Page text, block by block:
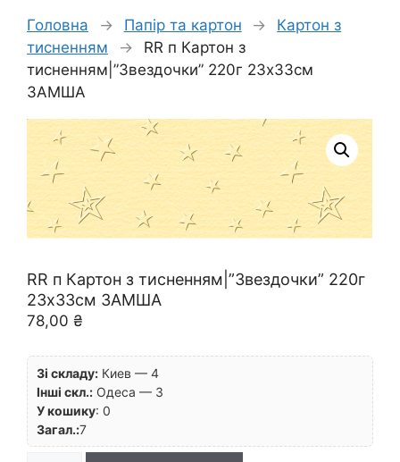
Головна → Папір та картон →
Картон з
тисненням
→
RR п Картон з
тисненням|”Звездочки” 220г 23х33см
ЗАМША
RR п Картон з тисненням|”Звездочки” 220г
23х33см ЗАМША
78,00 ₴
Зі складу: Киев — 4
Інші скл.: Одеса — 3
У кошику: 0
Загал.:7